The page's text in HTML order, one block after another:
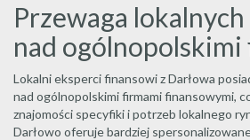
Przewaga
nad ogólnopolskimi
Lokalni eksperci finansowi z Darłowa
nad ogólnopolskimi firmami finansowymi,
znajomości specyfiki i potrzeb lokalnego
Darłowo oferuje bardziej